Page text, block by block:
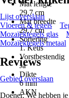
Mat lengte
29,7 cm
Mat breedte
29,7 cm
Sortering
1. Keus
Vorstbestendig
Ja
Dikte
6 mm
AKN
Lijst overslaan
Vloeren & tegels
Mozaïektegels glas
Mozaïektegels metaal
Reviews
Gebied overslaan
Doener. We hebben